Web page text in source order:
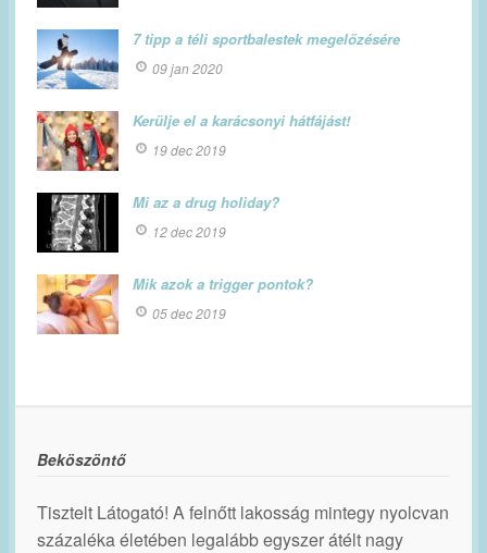
7 tipp a téli sportbalestek megelőzésére
09 jan 2020
Kerülje el a karácsonyi hátfájást!
19 dec 2019
Mi az a drug holiday?
12 dec 2019
Mik azok a trigger pontok?
05 dec 2019
Beköszöntő
Tisztelt Látogató! A felnőtt lakosság mintegy nyolcvan
százaléka életében legalább egyszer átélt nagy